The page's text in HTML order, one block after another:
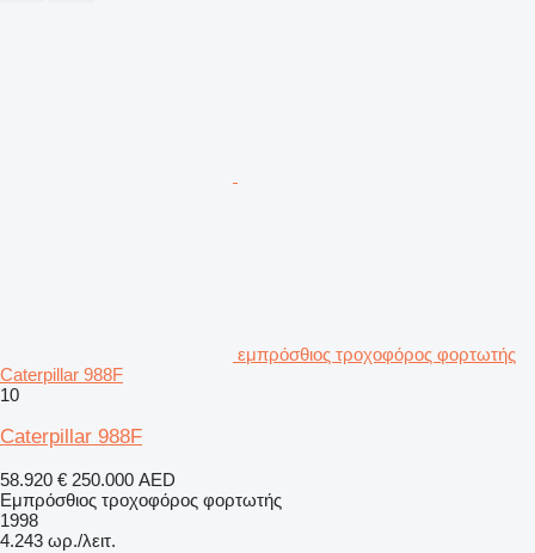
εμπρόσθιος τροχοφόρος φορτωτής
Caterpillar 988F
10
Caterpillar 988F
58.920 € 250.000 AED
Εμπρόσθιος τροχοφόρος φορτωτής
1998
4.243 ωρ./λειτ.